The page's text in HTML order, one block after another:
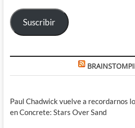
electrónico
Suscribir
Paul Chadwick vuelve a recordarnos
en Concrete: Stars Over Sand